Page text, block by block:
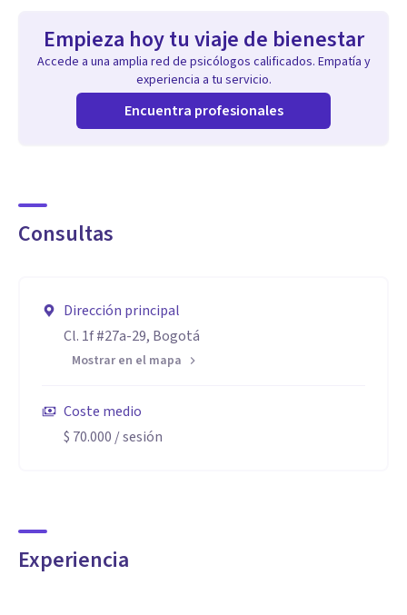
Empieza hoy tu viaje de bienestar
Accede a una amplia red de psicólogos calificados. Empatía y
experiencia a tu servicio.
Encuentra profesionales
Consultas
Dirección principal
Cl. 1f #27a-29, Bogotá
Mostrar en el mapa
Coste medio
$ 70.000 / sesión
Experiencia